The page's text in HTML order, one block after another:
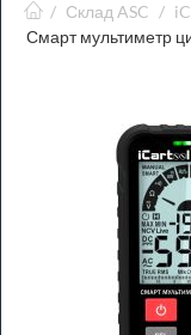
/ Склад ASC /
Смарт мультиметр